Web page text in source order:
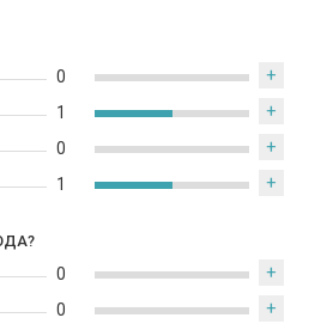
шлейфом, этот вызывающий
аромат является призывом к
0 +
1 +
0 +
1 +
0 +
0 +